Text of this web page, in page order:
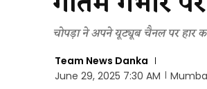
चोपड़ा ने अपने यूट्यूब चैनल पर हार
Team News Danka
June 29, 2025 7:30 AM